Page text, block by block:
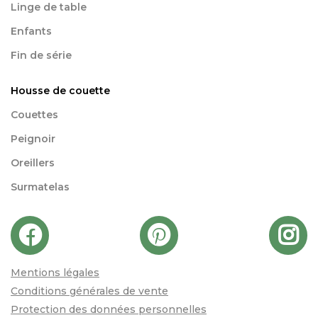
Linge de table
Enfants
Fin de série
Housse de couette
Couettes
Peignoir
Oreillers
Surmatelas
Mentions légales
Conditions générales de vente
Protection des données personnelles